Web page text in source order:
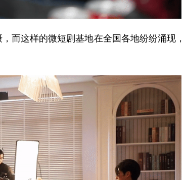
这样的微短剧基地在全国各地纷纷涌现